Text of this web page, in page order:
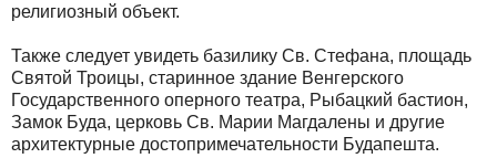
религиозный объект.
Также следует увидеть базилику Св. Стефана, площадь
Святой Троицы, старинное здание Венгерского
Государственного оперного театра, Рыбацкий бастион,
Замок Буда, церковь Св. Марии Магдалены и другие
архитектурные достопримечательности Будапешта.